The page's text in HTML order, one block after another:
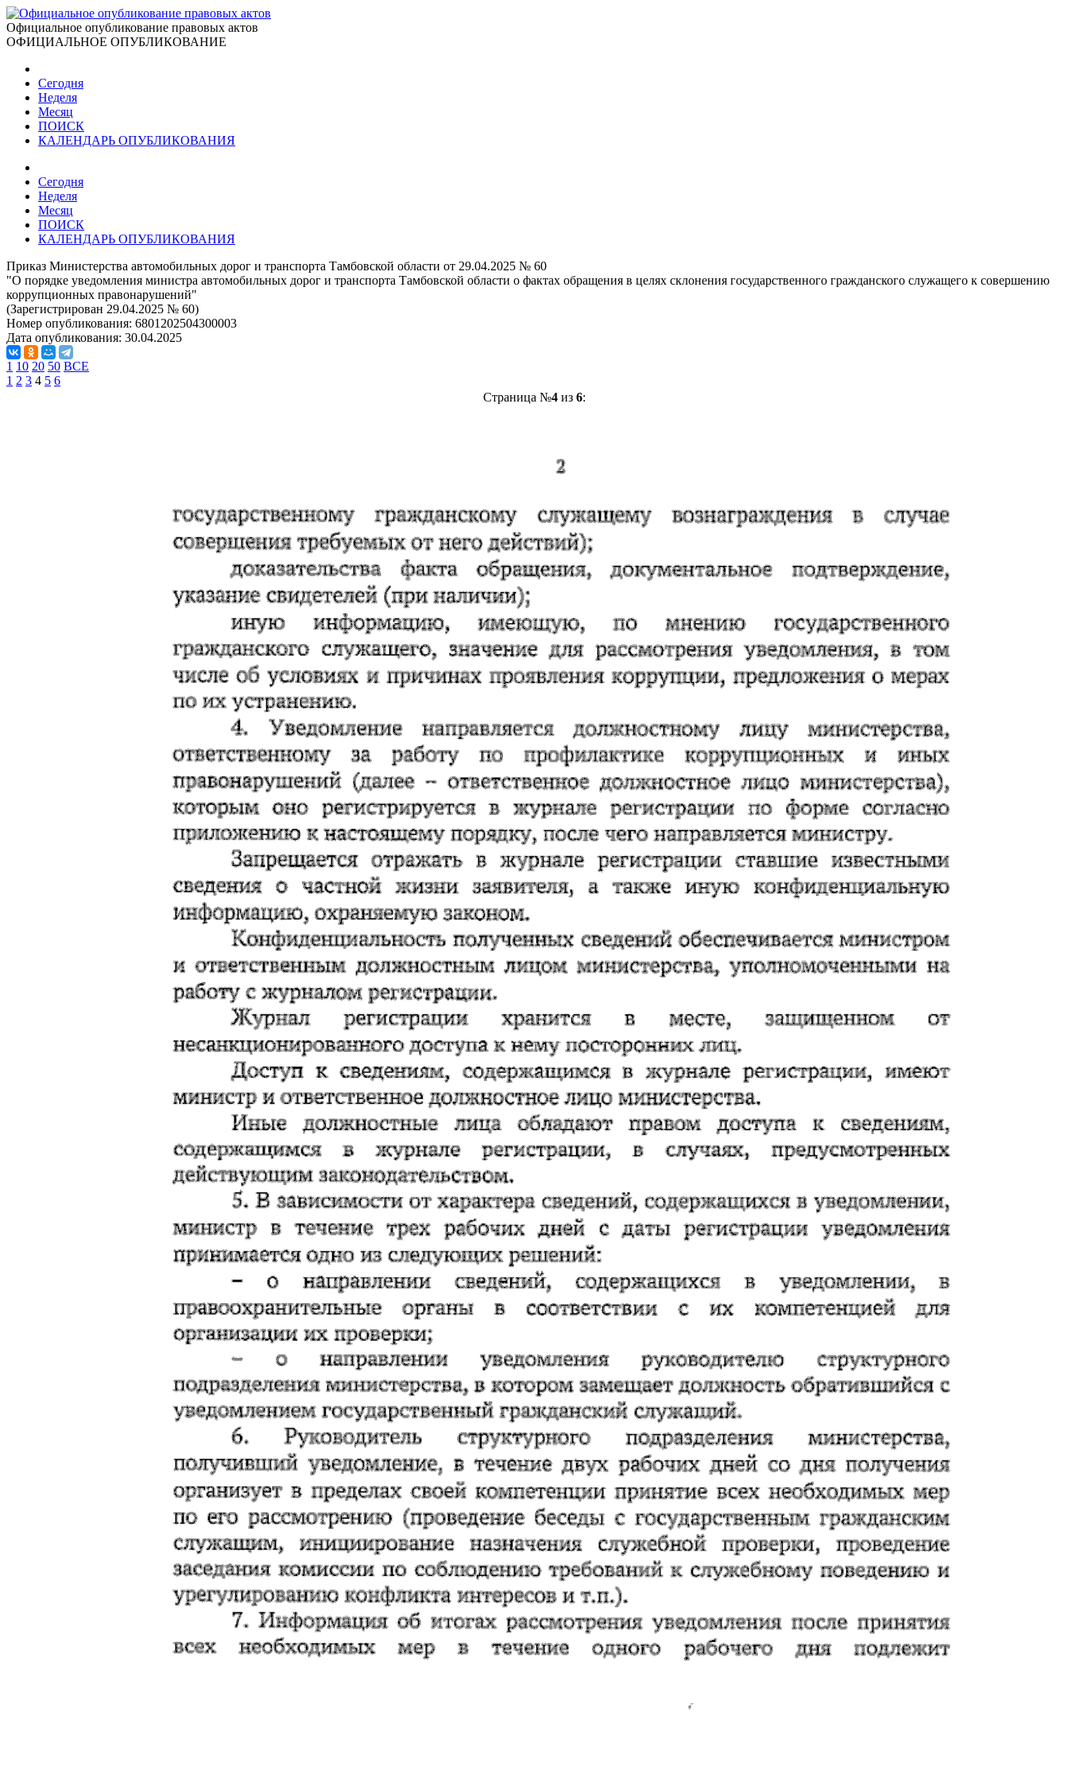
Официальное опубликование правовых актов
ОФИЦИАЛЬНОЕ ОПУБЛИКОВАНИЕ
Сегодня
Неделя
Месяц
ПОИСК
КАЛЕНДАРЬ ОПУБЛИКОВАНИЯ
Сегодня
Неделя
Месяц
ПОИСК
КАЛЕНДАРЬ ОПУБЛИКОВАНИЯ
Приказ Министерства автомобильных дорог и транспорта Тамбовской области от 29.04.2025 № 60
"О порядке уведомления министра автомобильных дорог и транспорта Тамбовской области о фактах обращения в целях склонения государственного гражданского служащего к совершению
коррупционных правонарушений"
(Зарегистрирован 29.04.2025 № 60)
Номер опубликования: 6801202504300003
Дата опубликования: 30.04.2025
1 10 20 50 ВСЕ
1 2 3 4 5 6
Страница №4из 6: